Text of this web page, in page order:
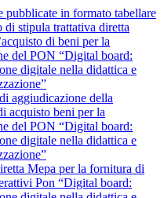
pubblicate in formato tabellare
di stipula trattativa diretta
di beni per la
del PON “Digital board:
digitale nella didattica e
aggiudicazione della
acquisto beni per la
del PON “Digital board:
digitale nella didattica e
Mepa per la fornitura di
Pon “Digital board: